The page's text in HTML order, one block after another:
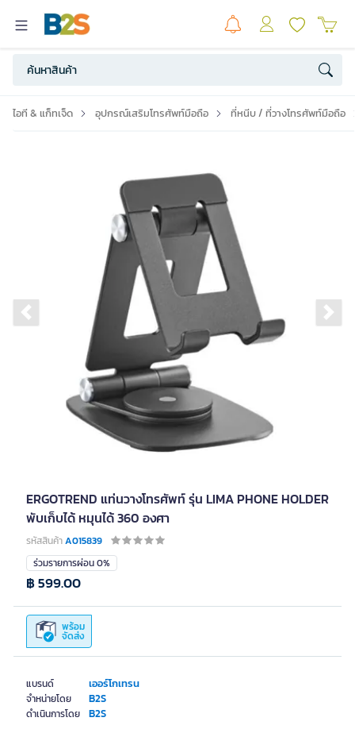
ไอที & แก็ทเจ็ด อุปกรณ์เสริมโทรศัพท์มือถือ ที่หนีบ / ที่วางโทรศัพท์มือถือ
Previous slide
ERGOTREND แท่นวางโทรศัพท์ รุ่น LIMA PHONE HOLDER
พับเก็บได้ หมุนได้ 360 องศา
รหัสสินค้าA015839
แบรนด์ เออร์โกเทรน
จำหน่ายโดย B2S
ดำเนินการโดย B2S
ร่วมรายการผ่อน 0%
พร้อม
จัดส่ง
฿ 599.00